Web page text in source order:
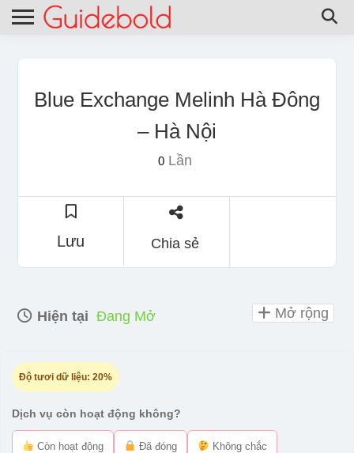
Blue Exchange Melinh Hà Đông
– Hà Nội
0Lần
Lưu Chia sẻ
Hiện tại Đang Mở
Độ tươi dữ liệu: 20%
Dịch vụ còn hoạt động không?
Còn hoạt động Đã đóng Không chắc
Mở rộng